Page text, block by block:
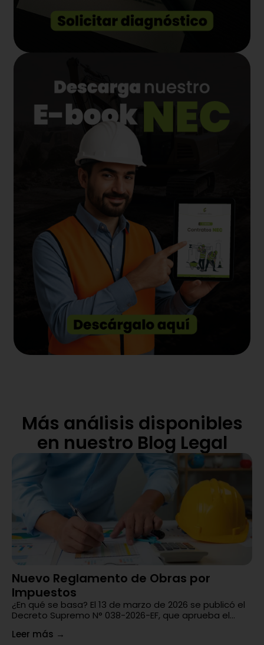
Más análisis disponibles
en nuestro Blog Legal
Nuevo Reglamento de Obras por
Impuestos
¿En qué se basa? El 13 de marzo de 2026 se publicó el
Decreto Supremo N° 038-2026-EF, que aprueba el...
Leer más →